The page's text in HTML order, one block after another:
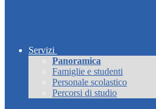
Servizi
Panoramica
Famiglie e studenti
Personale scolastico
Percorsi di studio